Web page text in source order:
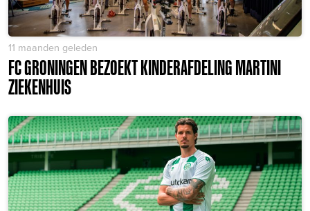
11 maanden geleden
FC GRONINGEN BEZOEKT KINDERAFDELING MARTINI
ZIEKENHUIS